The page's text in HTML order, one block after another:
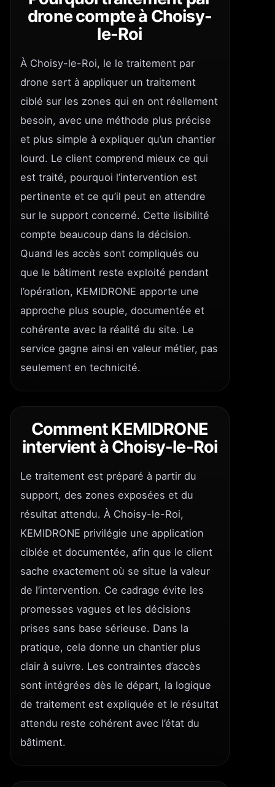
drone compte à Choisy-
le-Roi
À Choisy-le-Roi, le le traitement par
drone sert à appliquer un traitement
ciblé sur les zones qui en ont réellement
besoin, avec une méthode plus précise
et plus simple à expliquer qu’un chantier
lourd. Le client comprend mieux ce qui
est traité, pourquoi l’intervention est
pertinente et ce qu’il peut en attendre
sur le support concerné. Cette lisibilité
compte beaucoup dans la décision.
Quand les accès sont compliqués ou
que le bâtiment reste exploité pendant
l’opération, KEMIDRONE apporte une
approche plus souple, documentée et
cohérente avec la réalité du site. Le
service gagne ainsi en valeur métier, pas
seulement en technicité.
Comment KEMIDRONE
intervient à Choisy-le-Roi
Le traitement est préparé à partir du
support, des zones exposées et du
résultat attendu. À Choisy-le-Roi,
KEMIDRONE privilégie une application
ciblée et documentée, afin que le client
sache exactement où se situe la valeur
de l’intervention. Ce cadrage évite les
promesses vagues et les décisions
prises sans base sérieuse. Dans la
pratique, cela donne un chantier plus
clair à suivre. Les contraintes d’accès
sont intégrées dès le départ, la logique
de traitement est expliquée et le résultat
attendu reste cohérent avec l’état du
bâtiment.